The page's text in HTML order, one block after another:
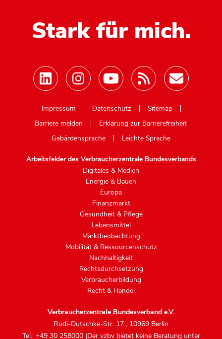
Stark für mich.
Impressum
Datenschutz
Sitemap
Barriere melden
Erklärung zur Barrierefreiheit
Gebärdensprache
Leichte Sprache
Arbeitsfelder des Verbraucherzentrale Bundesverbands
Digitales & Medien
Energie & Bauen
Europa
Finanzmarkt
Gesundheit & Pflege
Lebensmittel
Marktbeobachtung
Mobilität & Ressourcenschutz
Nachhaltigkeit
Rechtsdurchsetzung
Verbraucherbildung
Recht & Handel
Verbraucherzentrale Bundesverband e.V.
Rudi-Dutschke-Str. 17 , 10969 Berlin
Tel.: +49 30 258000 (Der vzbv bietet keine Beratung unter